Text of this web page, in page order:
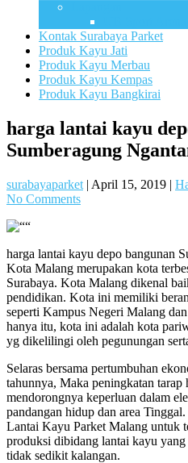
Kontak Surabaya Parket
Produk Kayu Jati
Produk Kayu Merbau
Produk Kayu Kempas
Produk Kayu Bangkirai
harga lantai kayu
Sumberagung
surabayaparket | April 15, 2019 |
No Comments
harga lantai kayu depo bangunan
Kota Malang merupakan kota
Surabaya. Kota Malang dikenal
pendidikan. Kota ini memiliki
seperti Kampus Negeri Malang
hanya itu, kota ini adalah kota
yg dikelilingi oleh pegunungan
Selaras bersama pertumbuhan
tahunnya, Maka peningkatan
mendorongnya keperluan dalam
pandangan hidup dan area
Lantai Kayu Parket Malang untuk
produksi dibidang lantai kayu
tidak sedikit kalangan.